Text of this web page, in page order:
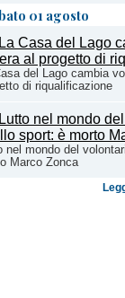
01 agosto
del Lago cambia
di riqualificazione
nel mondo del
Marco Zonca